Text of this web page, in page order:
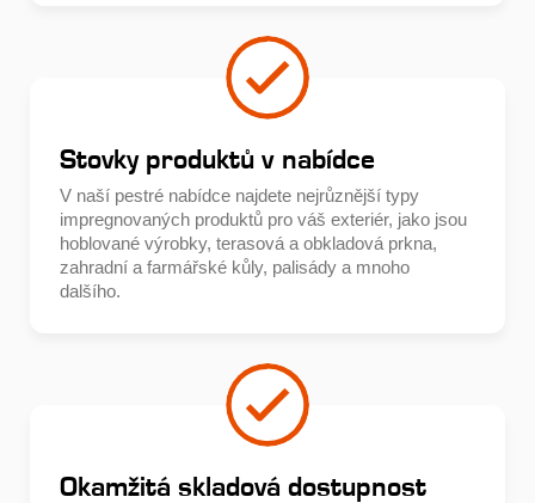
Stovky produktů v nabídce
V naší pestré nabídce najdete nejrůznější typy
impregnovaných produktů pro váš exteriér, jako jsou
hoblované výrobky, terasová a obkladová prkna,
zahradní a farmářské kůly, palisády a mnoho
dalšího.
Okamžitá skladová dostupnost